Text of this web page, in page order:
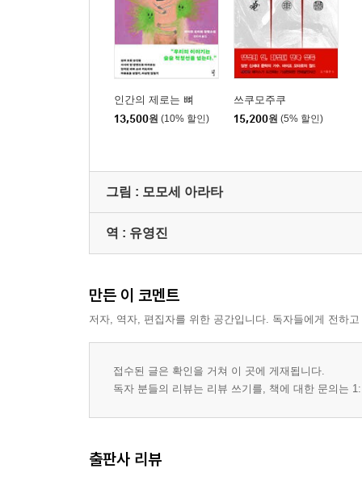
인간의 제로는 뼈
13,500원 (10% 할인)
쓰쿠모주쿠
15,200원 (5% 할인)
그림 : 모모세 아라타
역 : 유영진
만든 이 코멘트
저자, 역자, 편집자를 위한 공간입니다. 독자들에게 전하
접수된 글은 확인을 거쳐 이 곳에 게재됩니다.
독자 분들의 리뷰는 리뷰 쓰기를, 책에 대한 문의는
출판사 리뷰